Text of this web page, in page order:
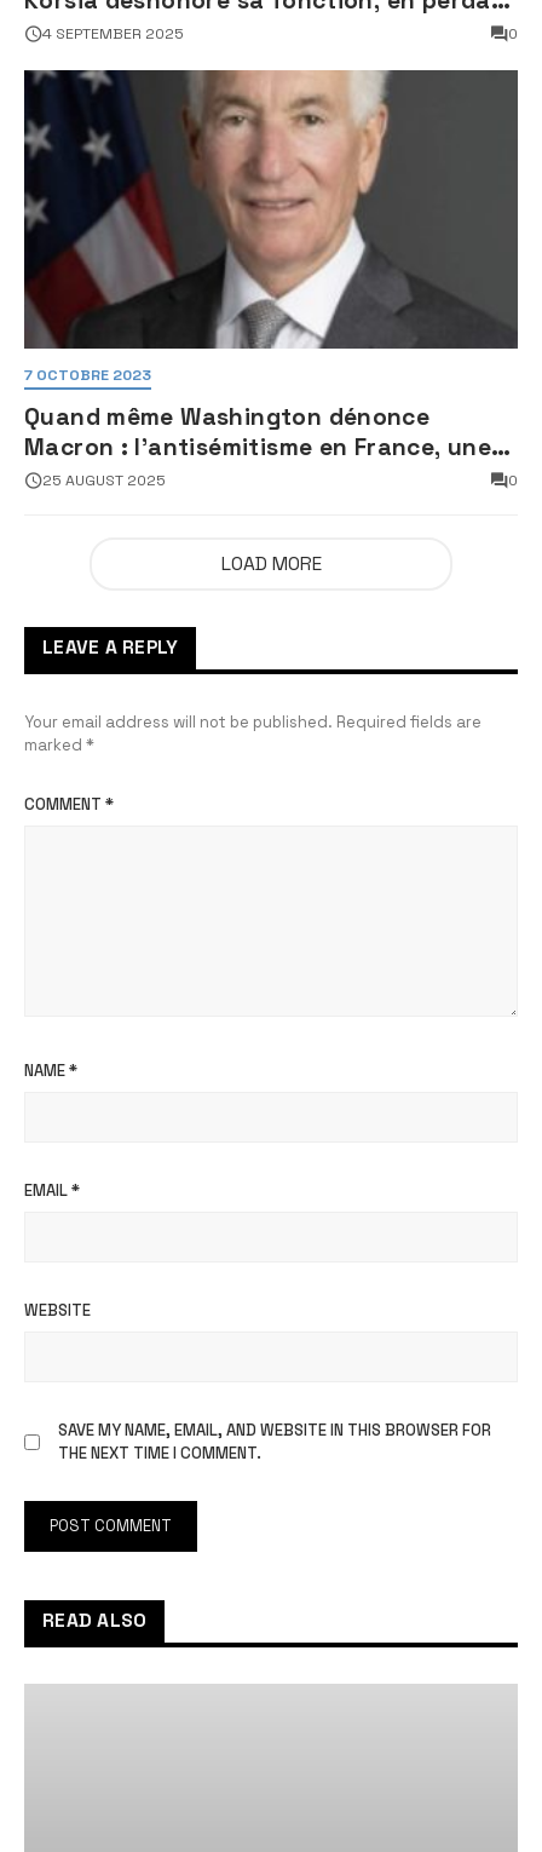
son sang froid
4 SEPTEMBER 2025 0
7 OCTOBRE 2023
Quand même Washington dénonce
Macron : l’antisémitisme en France, une
faillite d’État
25 AUGUST 2025 0
LOAD MORE
LEAVE A REPLY
Your email address will not be published. Required fields are
marked *
COMMENT *
NAME*
EMAIL*
WEBSITE
SAVE MY NAME, EMAIL, AND WEBSITE IN THIS BROWSER FOR
THE NEXT TIME I COMMENT.
READ ALSO